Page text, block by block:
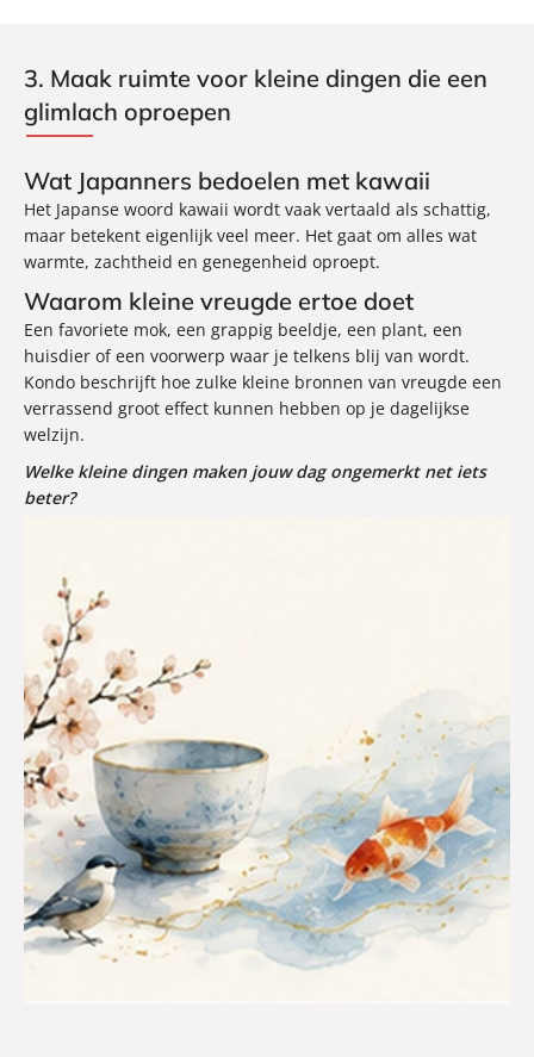
3. Maak ruimte voor kleine dingen die een
glimlach oproepen
Wat Japanners bedoelen met kawaii
Het Japanse woord kawaii wordt vaak vertaald als schattig,
maar betekent eigenlijk veel meer. Het gaat om alles wat
warmte, zachtheid en genegenheid oproept.
Waarom kleine vreugde ertoe doet
Een favoriete mok, een grappig beeldje, een plant, een
huisdier of een voorwerp waar je telkens blij van wordt.
Kondo beschrijft hoe zulke kleine bronnen van vreugde een
verrassend groot effect kunnen hebben op je dagelijkse
welzijn.
Welke kleine dingen maken jouw dag ongemerkt net iets
beter?